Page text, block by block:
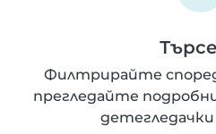
Филтрирайте
прегледайте